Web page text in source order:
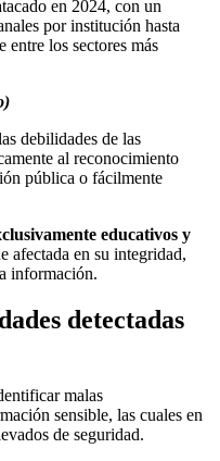
en 2024, con un
por institución hasta
entre los sectores más
debilidades de las
al reconocimiento
pública o fácilmente
educativos y
afectada en su integridad,
información.
detectadas
malas
sensible, las cuales en
de seguridad.